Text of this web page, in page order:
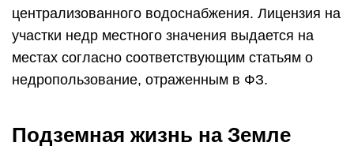
централизованного водоснабжения. Лицензия на
участки недр местного значения выдается на
местах согласно соответствующим статьям о
недропользование, отраженным в ФЗ.
Подземная жизнь на Земле